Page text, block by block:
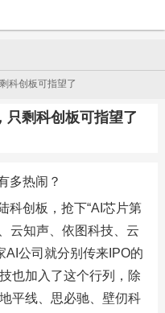
科创板可指望了
只剩科创板可指望了
多热闹？
科创板，抢下“AI芯片第
云知声、依图科技、云
AI公司就分别传来IPO的
也加入了这个行列，除
平线、思必驰、壁仞科